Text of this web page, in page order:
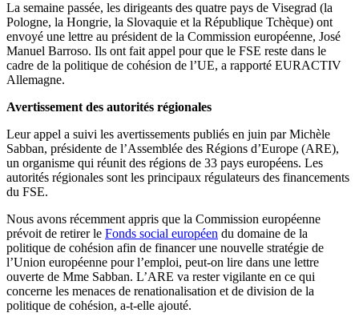
La semaine passée, les dirigeants des quatre pays de Visegrad (la
Pologne, la Hongrie, la Slovaquie et la République Tchèque) ont
envoyé une lettre au président de la Commission européenne, José
Manuel Barroso. Ils ont fait appel pour que le FSE reste dans le
cadre de la politique de cohésion de l’UE, a rapporté EURACTIV
Allemagne.
Avertissement des autorités régionales
Leur appel a suivi les avertissements publiés en juin par Michèle
Sabban, présidente de l’Assemblée des Régions d’Europe (ARE),
un organisme qui réunit des régions de 33 pays européens. Les
autorités régionales sont les principaux régulateurs des financements
du FSE.
Nous avons récemment appris que la Commission européenne
prévoit de retirer le Fonds social européen du domaine de la
politique de cohésion afin de financer une nouvelle stratégie de
l’Union européenne pour l’emploi, peut-on lire dans une lettre
ouverte de Mme Sabban. L’ARE va rester vigilante en ce qui
concerne les menaces de renationalisation et de division de la
politique de cohésion, a-t-elle ajouté.